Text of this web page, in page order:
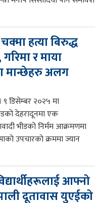
हत्या बिरुद्ध
र माया
मान्छेहरु अलग
९ डिसेम्बर २०२५ मा
देहरादूनमा एक
भीडको निर्मम आक्रमणमा
उपचारको क्रममा ज्यान
आफ्नो
दूतावास युएईको